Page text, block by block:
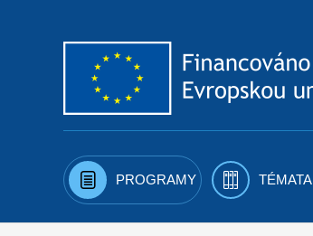
PROGRAMY TÉMATA